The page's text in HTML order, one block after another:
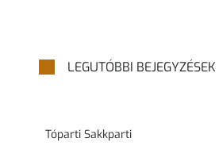
LEGUTÓBBI BEJEGYZÉSEK
Tóparti Sakkparti